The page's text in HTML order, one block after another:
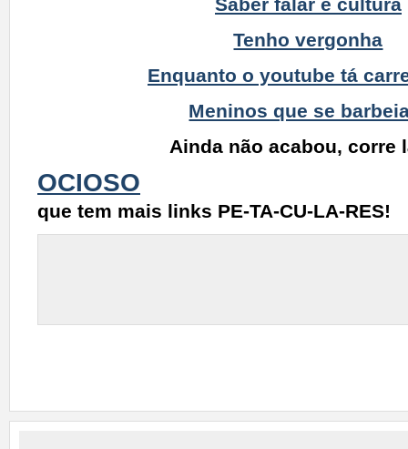
Saber falar é cultura
Tenho vergonha
Enquanto o youtube tá
Meninos que se
Ainda não acabou, corre
OCIOSO
que tem mais links PE-TA-CU-LA-RES!